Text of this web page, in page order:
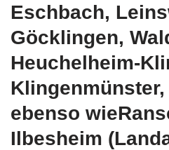
Eschbach,
Göcklingen,
Heuchelheim-
ebenso
Ilbesheim